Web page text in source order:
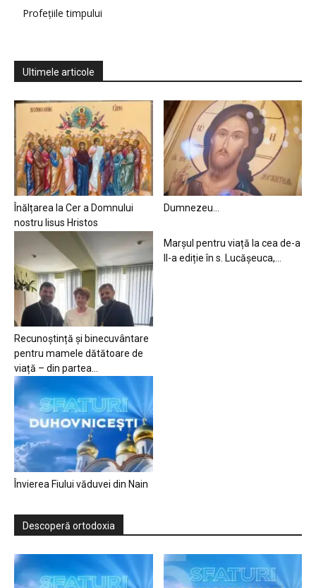
Profețiile timpului
Ultimele articole
Înălțarea la Cer a Domnului
nostru Iisus Hristos
Dumnezeu…
Recunoștință și binecuvântare
pentru mamele dătătoare de
viață – din partea...
Marșul pentru viață la cea de-a
II-a ediție în s. Lucășeuca,...
Învierea Fiului văduvei din Nain
Descoperă ortodoxia